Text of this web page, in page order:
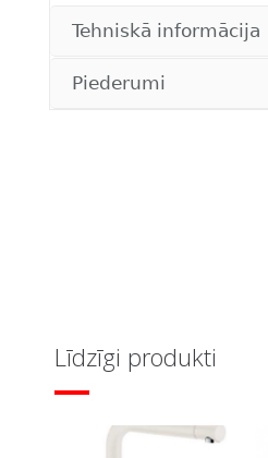
Tehniskā informācija
Piederumi
Līdzīgi produkti